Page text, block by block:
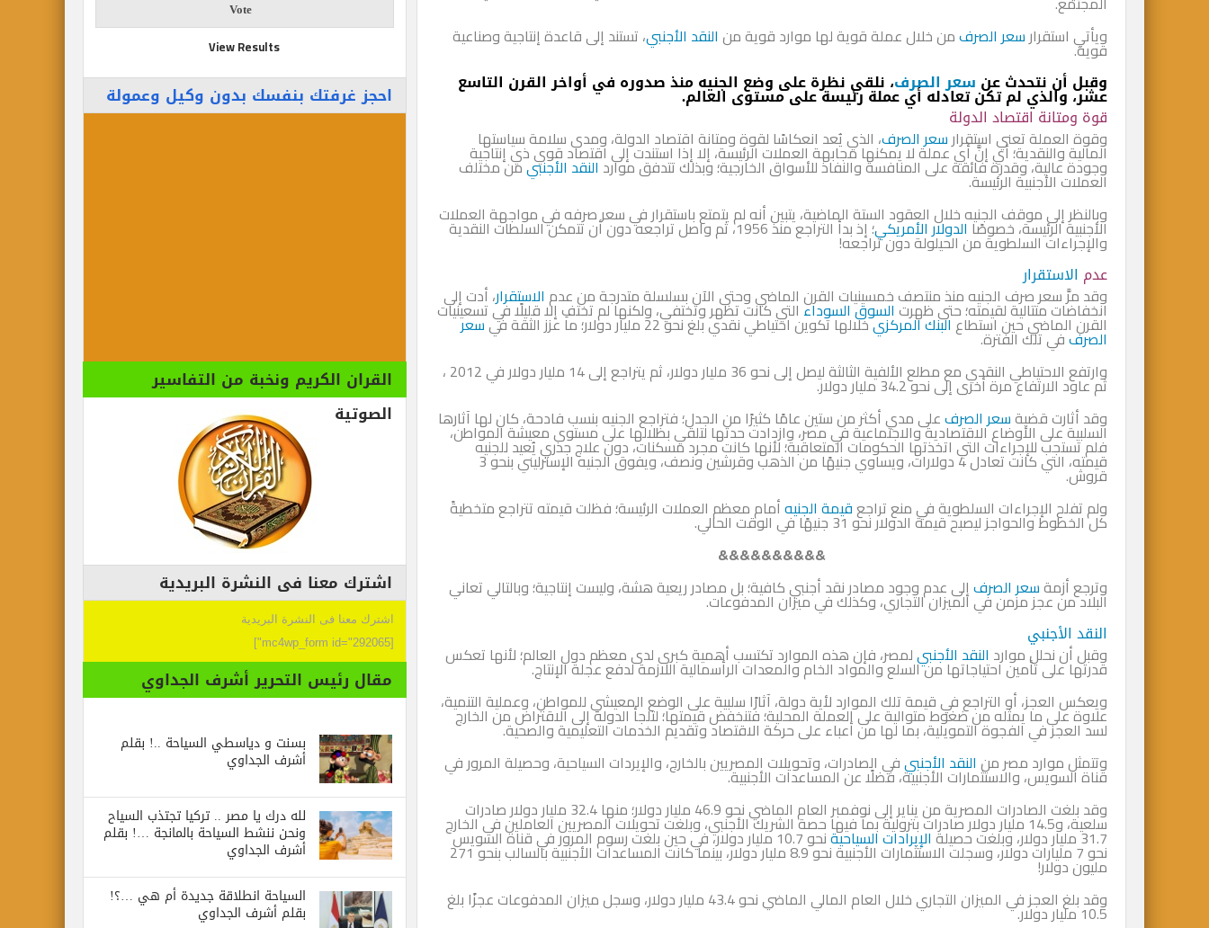
ويأتي استقرارسعر الصرفمن خلال عملة قوية لها موارد قوية من النقد الأجنبي، تستند إلى قاعدة إنتاجية وصناعية
قوية.
وقبل أن نتحدث عن سعر الصرف، نلقي نظرة على وضع الجنيه منذ صدوره في أواخر القرن التاسع
عشر، والذي لم تكن تعادله أي عملة رئيسة على مستوى العالم.
قوة ومتانة اقتصاد الدولة
وقوة العملة تعني استقرارسعر الصرف، الذي يُعد انعكاسًا لقوة ومتانة اقتصاد الدولة، ومدى سلامة سياستها
المالية والنقدية؛ أي إنَّ أي عملة لا يمكنها مجابهة العملات الرئيسة، إلا إذا استندت إلى اقتصاد قوي ذي إنتاجية
وجودة عالية، وقدرة فائقة على المنافسة والنفاذ للأسواق الخارجية؛ وبذلك تتدفق مواردالنقد الأجنبيمن مختلف
العملات الأجنبية الرئيسة.
وبالنظر إلى موقف الجنيه خلال العقود الستة الماضية، يتبين أنه لم يتمتع باستقرار في سعر صرفه في مواجهة العملات
الأجنبية الرئيسة، خصوصًاالدولار الأمريكي ؛ إذ بدأ التراجع منذ 1956، ثم واصل تراجعه دون أن تتمكن السلطات النقدية
والإجراءات السلطوية من الحيلولة دون تراجعه!
عدم الاستقرار
وقد مرَّ سعر صرف الجنيه منذ منتصف خمسينيات القرن الماضي وحتى الآن بسلسلة متدرجة من عدم الاستقرار، أدت إلى
انخفاضات متتالية لقيمته؛ حتى ظهرت السوق السوداء التي كانت تظهر وتختفي، ولكنها لم تختفِ إلا قليلًا في تسعينيات
القرن الماضي حين استطاعالبنك المركزيخلالها تكوين احتياطي نقدي بلغ نحو 22 مليار دولار؛ ما عزز الثقة في سعر
الصرففي تلك الفترة.
وارتفع الاحتياطي النقدي مع مطلع الألفية الثالثة ليصل إلى نحو 36 مليار دولار، ثم يتراجع إلى 14 مليار دولار في 2012 ،
ثم عاود الارتفاع مرة أخرى إلى نحو 34.2 مليار دولار.
وقد أثارت قضيةسعر الصرفعلى مدي أكثر من ستين عامًا كثيرًا من الجدل؛ فتراجع الجنيه بنسب فادحة، كان لها آثارها
السلبية على الأوضاع الاقتصادية والاجتماعية في مصر، وازدادت حدتها لتلقي بظلالها على مستوى معيشة المواطن،
فلم تستجب للإجراءات التي اتخذتها الحكومات المتعاقبة؛ لأنها كانت مجرد مسكنات، دون علاج جذري يُعيد للجنيه
قيمته، التي كانت تعادل 4 دولارات، ويساوي جنيهًا من الذهب وقرشين ونصف، ويفوق الجنيه الإسترليني بنحو 3
قروش.
ولم تفلح الإجراءات السلطوية في منع تراجعقيمة الجنيهأمام معظم العملات الرئيسة؛ فظلت قيمته تتراجع متخطيةً
كل الخطوط والحواجز ليصبح قيمة الدولار نحو 31 جنيهًا في الوقت الحالي.
&&&&&&&&&&
وترجع أزمةسعر الصرفإلى عدم وجود مصادر نقد أجنبي كافية؛ بل مصادر ريعية هشة، وليست إنتاجية؛ وبالتالي تعاني
البلاد من عجز مزمن في الميزان التجاري، وكذلك في ميزان المدفوعات.
النقد الأجنبي
وقبل أن نحلل موارد النقد الأجنبيلمصر، فإن هذه الموارد تكتسب أهمية كبرى لدى معظم دول العالم؛ لأنها تعكس
قدرتها على تأمين احتياجاتها من السلع والمواد الخام والمعدات الرأسمالية اللازمة لدفع عجلة الإنتاج.
ويعكس العجز، أو التراجع في قيمة تلك الموارد لأية دولة، آثارًا سلبية على الوضع المعيشي للمواطن، وعملية التنمية،
علاوة على ما يمثله من ضغوط متوالية على العملة المحلية؛ فتنخفض قيمتها؛ لتلجأ الدولة إلى الاقتراض من الخارج
لسد العجز في الفجوة التمويلية، بما لها من أعباء على حركة الاقتصاد وتقديم الخدمات التعليمية والصحية.
وتتمثل موارد مصر من النقد الأجنبيفي الصادرات، وتحويلات المصريين بالخارج، والإيردات السياحية، وحصيلة المرور في
قناة السويس، والاستثمارات الأجنبية، فضلًا عن المساعدات الأجنبية.
وقد بلغت الصادرات المصرية من يناير إلى نوفمبر العام الماضي نحو 46.9 مليار دولار؛ منها 32.4 مليار دولار صادرات
سلعية، و14.5 مليار دولار صادرات بترولية بما فيها حصة الشريك الأجنبي، وبلغت تحويلات المصريين العاملين في الخارج
31.7 مليار دولار، وبلغت حصيلة الإيرادات السياحية نحو 10.7 مليار دولار، في حين بلغت رسوم المرور في قناة السويس
نحو 7 مليارات دولار، وسجلت الاستثمارات الأجنبية نحو 8.9 مليار دولار، بينما كانت المساعدات الأجنبية بالسالب بنحو 271
مليون دولار!
وقد بلغ العجز في الميزان التجاري خلال العام المالي الماضي نحو 43.4 مليار دولار، وسجل ميزان المدفوعات عجزًا بلغ
10.5 مليار دولار.
View Results
احجز غرفتك بنفسك بدون وكيل وعمولة
القران الكريم ونخبة من التفاسير
الصوتية
اشترك معنا فى النشرة البريدية
اشترك معنا فى النشرة البريدية
[mc4wp_form id="292065"]
مقال رئيس التحرير أشرف الجداوي
بسنت و دياسطي السياحة ..! بقلم
أشرف الجداوي
لله درك يا مصر .. تركيا تجتذب السياح
ونحن ننشط السياحة بالمانجة …! بقلم
أشرف الجداوي
السياحة انطلاقة جديدة أم هي …؟!
بقلم أشرف الجداوي